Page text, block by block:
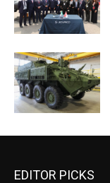
EDITOR PICKS